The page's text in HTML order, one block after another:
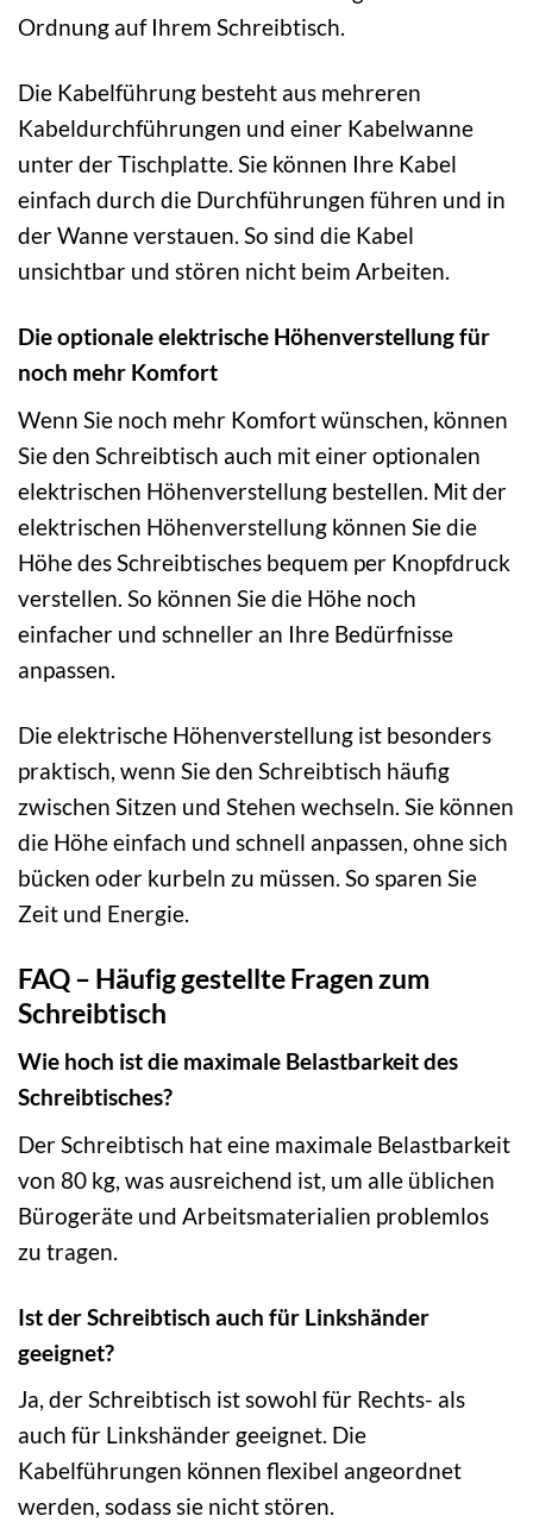
Ordnung auf Ihrem Schreibtisch.
Die Kabelführung besteht aus mehreren
Kabeldurchführungen und einer Kabelwanne
unter der Tischplatte. Sie können Ihre Kabel
einfach durch die Durchführungen führen und in
der Wanne verstauen. So sind die Kabel
unsichtbar und stören nicht beim Arbeiten.
Die optionale elektrische Höhenverstellung für
noch mehr Komfort
Wenn Sie noch mehr Komfort wünschen, können
Sie den Schreibtisch auch mit einer optionalen
elektrischen Höhenverstellung bestellen. Mit der
elektrischen Höhenverstellung können Sie die
Höhe des Schreibtisches bequem per Knopfdruck
verstellen. So können Sie die Höhe noch
einfacher und schneller an Ihre Bedürfnisse
anpassen.
Die elektrische Höhenverstellung ist besonders
praktisch, wenn Sie den Schreibtisch häufig
zwischen Sitzen und Stehen wechseln. Sie können
die Höhe einfach und schnell anpassen, ohne sich
bücken oder kurbeln zu müssen. So sparen Sie
Zeit und Energie.
FAQ – Häufig gestellte Fragen zum
Schreibtisch
Wie hoch ist die maximale Belastbarkeit des
Schreibtisches?
Der Schreibtisch hat eine maximale Belastbarkeit
von 80 kg, was ausreichend ist, um alle üblichen
Bürogeräte und Arbeitsmaterialien problemlos
zu tragen.
Ist der Schreibtisch auch für Linkshänder
geeignet?
Ja, der Schreibtisch ist sowohl für Rechts- als
auch für Linkshänder geeignet. Die
Kabelführungen können flexibel angeordnet
werden, sodass sie nicht stören.